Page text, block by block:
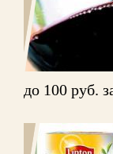
до 100 руб.